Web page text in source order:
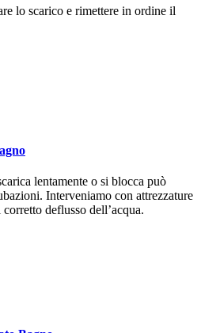
lo scarico e rimettere in ordine il
lentamente o si blocca può
Interveniamo con attrezzature
deflusso dell’acqua.